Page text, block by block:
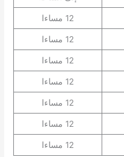
12 مساءا
12 مساءا
12 مساءا
12 مساءا
12 مساءا
12 مساءا
12 مساءا